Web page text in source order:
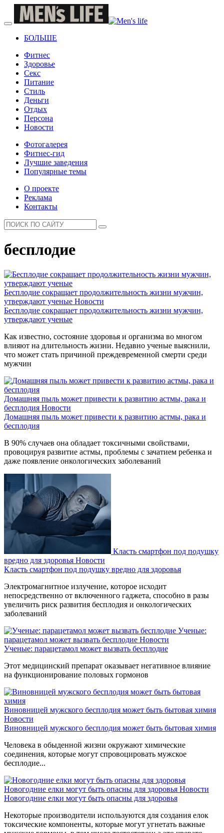
БОЛЬШЕ
Фитнес
Здоровье
Секс
Питание
Стиль
Деньги
Отдых
Персона
Новости
Фотогалерея
Фитнес-гид
Лучшие заведения
Популярные темы
О проекте
Реклама
Контакты
бесплодие
Бесплодие сокращает продолжительность жизни мужчин,
утверждают ученые Новости
Бесплодие сокращает продолжительность жизни мужчин,
утверждают ученые
Как известно, состояние здоровья и организма во многом
влияют на длительность жизни. Недавно ученые выяснили,
что может стать причиной преждевременной смерти среди
мужчин
Домашняя пыль может привести к развитию астмы, рака и
бесплодия Новости
Домашняя пыль может привести к развитию астмы, рака и
бесплодия
В 90% случаев она обладает токсичными свойствами,
провоцируя развитие астмы, проблемы с зачатием ребенка и
даже появление онкологических заболеваний
Класть смартфон под подушку
вредно для здоровья Новости
Класть смартфон под подушку вредно для здоровья
Электромагнитное излучение, которое исходит
непосредственно от включенного гаджета, способно в разы
увеличить риск развития бесплодия и онкологических
заболеваний
Ученые:
парацетамол может вызвать бесплодие Новости
Ученые: парацетамол может вызвать бесплодие
Этот медицинский препарат оказывает негативное влияние
на функционирование половых гормонов
Виновницей мужского бесплодия может быть бытовая химия
Новости
Виновницей мужского бесплодия может быть бытовая химия
Человека в обыденной жизни окружают химические
соединения, которые могут спровоцировать мужское
бесплодие...
Новогодние елки могут быть опасны для здоровья Новости
Новогодние елки могут быть опасны для здоровья
Некоторые производители используются для создания елок
токсические компоненты, которые могут угнетать важные